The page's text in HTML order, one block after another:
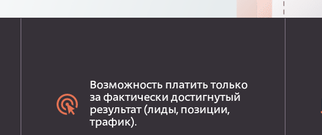
Возможность платить только
за фактически достигнутый
результат (лиды, позиции,
трафик).